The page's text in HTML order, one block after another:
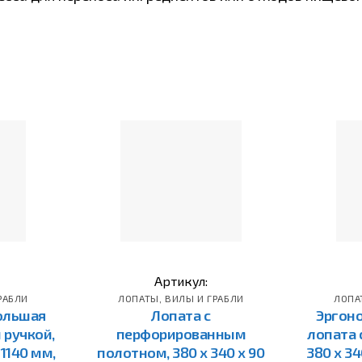
ручкой,
мм,
Артикул:
ЛОПАТЫ, ВИЛЫ И ГРАБЛИ
Лопата с
перфорированным
полотном, 380 x 340 x 90
лопата
380 x